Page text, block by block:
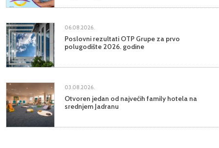
06.08.2026.
Poslovni rezultati OTP Grupe za prvo
polugodište 2026. godine
03.08.2026.
Otvoren jedan od najvećih family hotela na
srednjem Jadranu